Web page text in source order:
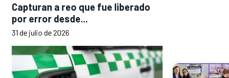
Capturan a reo que fue liberado
por error desde...
31 de julio de 2026